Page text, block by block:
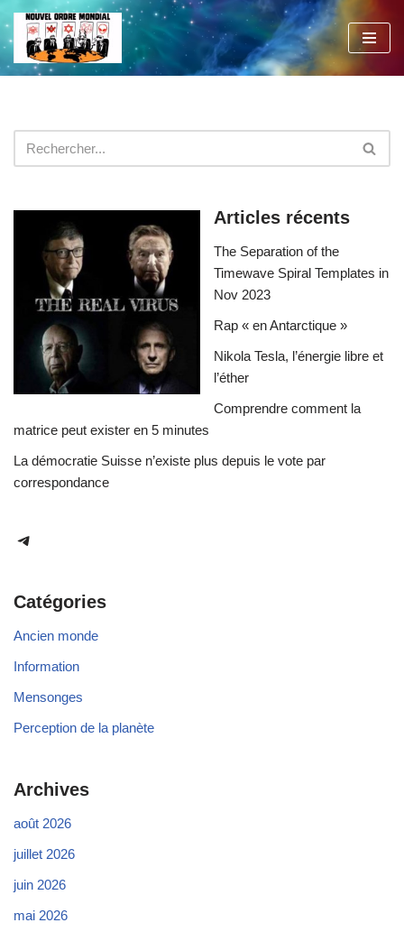
Aller
au
Articles récents
The Separation of the
Timewave Spiral Templates in
Nov 2023
Rap « en Antarctique »
Nikola Tesla, l’énergie libre et
l’éther
Comprendre comment la
matrice peut exister en 5 minutes
La démocratie Suisse n’existe plus depuis le vote par
correspondance
Catégories
Ancien monde
Information
Mensonges
Perception de la planète
Archives
août 2026
juillet 2026
juin 2026
mai 2026